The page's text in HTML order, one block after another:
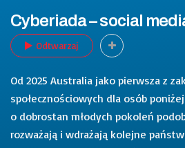
Cyberiada – social
Odtwarzaj
Od 2025 Australia jako pierwsza z
społecznościowych dla osób
o dobrostan młodych pokoleń
rozważają i wdrażają kolejne